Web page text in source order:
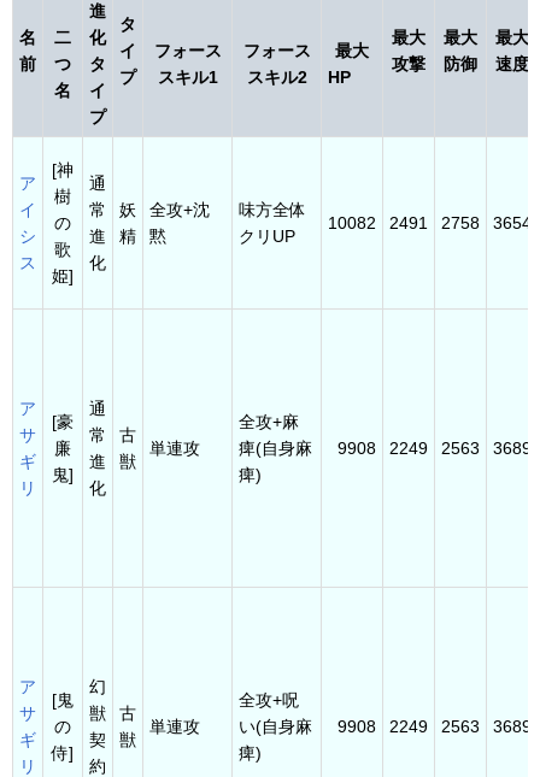
名
前
二
つ
名
進
化
タ
イ
プ
タ
イ
プ
フォース
スキル1
フォース
スキル2
最大
HP
最大
攻撃
最大
防御
最大
速度
ア
イ
シ
ス
[神
樹
の
歌
姫]
通
常
進
化
妖
精
全攻+沈
黙
味方全体
クリUP
10082 2491 2758 3654
ア
サ
ギ
リ
[豪
廉
鬼]
通
常
進
化
古
獣
単連攻
全攻+麻
痺(自身麻
痺)
9908 2249 2563 3689
ア
サ
ギ
リ
[鬼
の
侍]
幻
獣
契
約
古
獣
単連攻
全攻+呪
い(自身麻
痺)
9908 2249 2563 3689